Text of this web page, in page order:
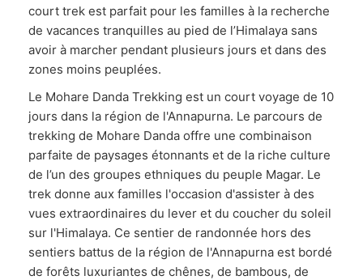
court trek est parfait pour les familles à la recherche
de vacances tranquilles au pied de l’Himalaya sans
avoir à marcher pendant plusieurs jours et dans des
zones moins peuplées.
Le Mohare Danda Trekking est un court voyage de 10
jours dans la région de l'Annapurna. Le parcours de
trekking de Mohare Danda offre une combinaison
parfaite de paysages étonnants et de la riche culture
de l’un des groupes ethniques du peuple Magar. Le
trek donne aux familles l'occasion d'assister à des
vues extraordinaires du lever et du coucher du soleil
sur l'Himalaya. Ce sentier de randonnée hors des
sentiers battus de la région de l'Annapurna est bordé
de forêts luxuriantes de chênes, de bambous, de